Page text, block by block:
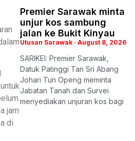
jam
di
Premier Sarawak minta
unjur kos sambung
jalan ke Bukit Kinyau
Utusan Sarawak August 8, 2026
SARIKEI: Premier Sarawak,
Datuk Patinggi Tan Sri Abang
Johari Tun Openg meminta
Jabatan Tanah dan Survei
menyediakan unjuran kos bagi